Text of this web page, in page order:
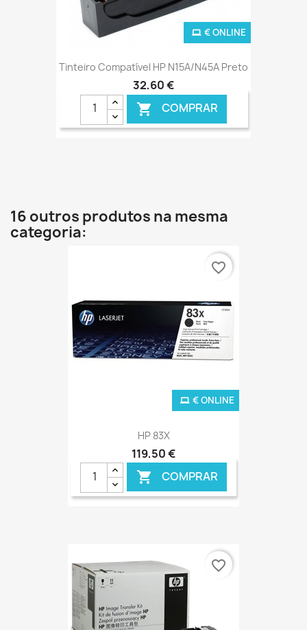
Tinteiro Compatível HP N15A/N45A Preto
32,60 €
 COMPRAR
€ ONLINE
16 outros produtos na mesma
categoria:
HP 83X
119,50 €
 COMPRAR
€ ONLINE
favorite_border
favorite_border